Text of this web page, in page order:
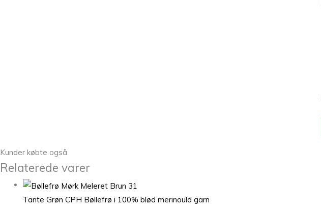
Kunder købte også
Relaterede varer
Tante Grøn CPH Bøllefrø i 100% blød merinould garn